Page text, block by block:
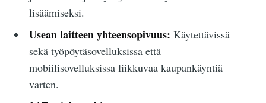
lisäämiseksi.
Usean laitteen yhteensopivuus: Käytettävissä
sekä työpöytäsovelluksissa että
mobiilisovelluksissa liikkuvaa kaupankäyntiä
varten.